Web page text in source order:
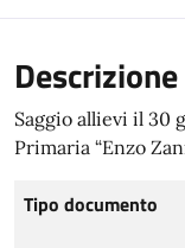
Descrizione
Saggio allievi il 30
Primaria “Enzo
Tipo documento